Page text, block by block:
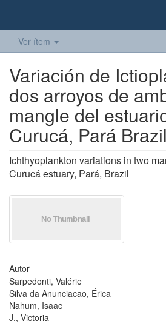
Ver ítem
Variación de
dos arroyos de
mangle del
Curucá, Pará Brazil
Ichthyoplankton variations in two
Curucá estuary, Pará, Brazil
Autor
Sarpedonti, Valérie
Silva da Anunciacao, Érica
Nahum, Isaac
J., Victoria